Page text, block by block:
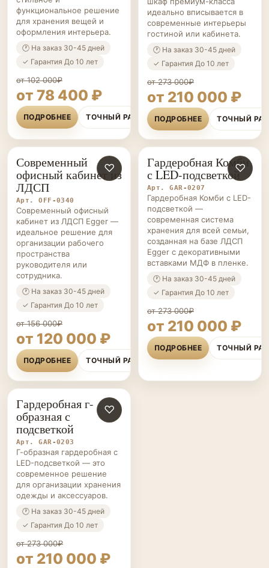
функциональное решение
для хранения вещей и
оформления интерьера.
🕐 На заказ 30-45 дней
✓ Гарантия До 10 лет
от 102 000₽
от 78 400 ₽
ПОДРОБНЕЕ ТОЧНЫЙ РАСЧЁТ
идеально вписывается в
современные интерьеры
гостиной или кабинета.
🕐 На заказ 30-45 дней
✓ Гарантия До 10 лет
от 273 000₽
от 210 000 ₽
ПОДРОБНЕЕ ТОЧНЫЙ
ОФИСНАЯ
МЕБЕЛЬ НА ЗАКАЗ
♡
Современный
офисный кабинет из
ЛДСП
Арт. OFF-0340
Современный офисный
кабинет из ЛДСП Egger —
идеальное решение для
организации рабочего
пространства
руководителя или
сотрудника.
🕐 На заказ 30-45 дней
✓ Гарантия До 10 лет
от 156 000₽
от 120 000 ₽
ПОДРОБНЕЕ ТОЧНЫЙ РАСЧЁТ
ГАРДЕРОБНЫЕ НА ЗАКАЗ
♡
Гардеробная Комби
с LED-подсветкой
Арт. GAR-0207
Гардеробная Комби с LED-
подсветкой —
современная система
хранения для всей семьи,
созданная на базе ЛДСП
Egger с декоративными
вставками МДФ в пленке.
🕐 На заказ 30-45 дней
✓ Гарантия До 10 лет
от 273 000₽
от 210 000 ₽
ПОДРОБНЕЕ ТОЧНЫЙ
ГАРДЕРОБНЫЕ НА ЗАКАЗ
♡
Гардеробная г-
образная с
подсветкой
Арт. GAR-0203
Г-образная гардеробная с
LED-подсветкой — это
современное решение
для организации хранения
одежды и аксессуаров.
🕐 На заказ 30-45 дней
✓ Гарантия До 10 лет
от 273 000₽
от 210 000 ₽